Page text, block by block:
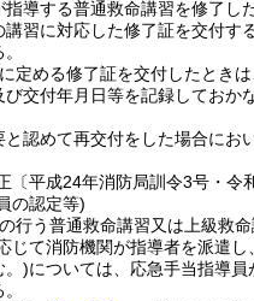
指導する普通救命講習を修了し
講習に対応した修了証を交付す
定める修了証を交付したとき
び交付年月日等を記録しておか
と認めて再交付をした場合にお
〔平成24年消防局訓令3号・令
の認定等)
行う普通救命講習又は上級救
じて消防機関が指導者を派遣し
。)については、応急手当指導員